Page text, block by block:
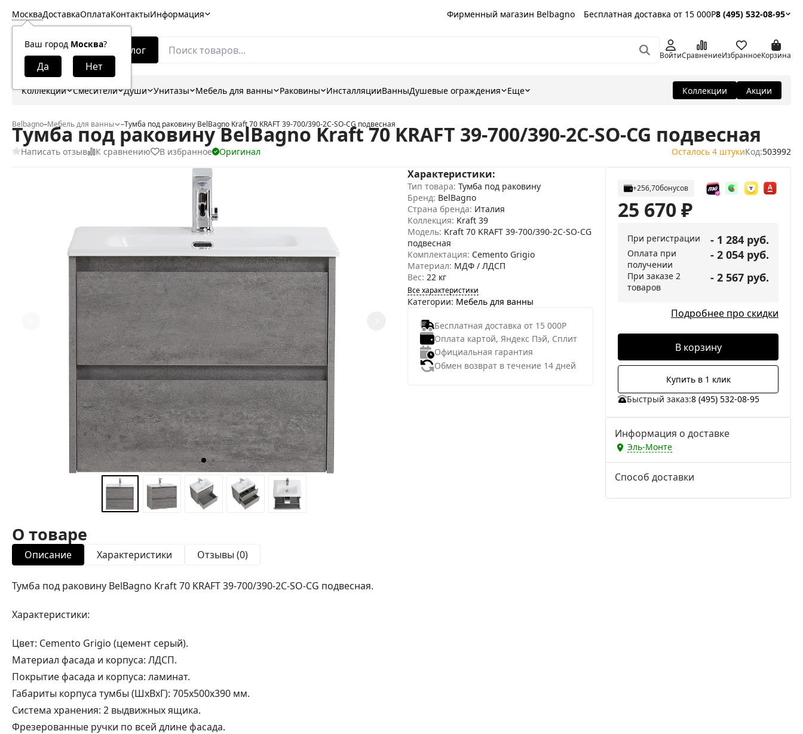
Москва
Ваш город Москва?
ДоставкаОплатаКонтактыИнформация Фирменный магазин Belbagno Бесплатная доставка от 15 000Р8 (495) 532-08-95
Каталог ВойтиСравнениеИзбранноеКорзина
Коллекции Смесители Души Унитазы Мебель для ванны Раковины ИнсталляцииВанныДушевые ограждения Еще Коллекции Акции
Belbagno–Мебель для ванны –Тумба под раковину BelBagno Kraft 70 KRAFT 39-700/390-2C-SO-CG подвесная
Тумба под раковину BelBagno Kraft 70 KRAFT 39-700/390-2C-SO-CG подвесная
Написать отзыв К сравнению В избранное Оригинал Осталось 4 штукиКод:503992
Характеристики:
Тип товара: Тумба под раковину
Бренд: BelBagno
Страна бренда: Италия
Коллекция: Kraft 39
Модель: Kraft 70 KRAFT 39-700/390-2C-SO-CG
подвесная
Комплектация: Cemento Grigio
Материал: МДФ / ЛДСП
Вес: 22 кг
Все характеристики
Категории: Мебель для ванны
Бесплатная доставка от 15 000Р
Оплата картой, Яндекс Пэй, Сплит
Официальная гарантия
Обмен возврат в течение 14 дней
+256,70бонусов
25 670₽
При регистрации - 1 284 руб.
Оплата при
получении
- 2 054 руб.
При заказе 2
товаров
- 2 567 руб.
Подробнее про скидки
В корзину
Купить в 1 клик
Быстрый заказ:8 (495) 532-08-95
Информация о доставке
Эль-Монте
Способ доставки
О товаре
Описание Характеристики Отзывы (0)
Тумба под раковину BelBagno Kraft 70 KRAFT 39-700/390-2C-SO-CG подвесная.
Характеристики:
Цвет: Cemento Grigio (цемент серый).
Материал фасада и корпуса: ЛДСП.
Покрытие фасада и корпуса: ламинат.
Габариты корпуса тумбы (ШхВхГ): 705х500х390 мм.
Система хранения: 2 выдвижных ящика.
Фрезерованные ручки по всей длине фасада.